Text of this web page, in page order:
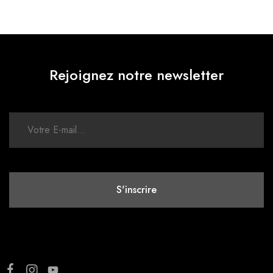
Rejoignez notre newsletter